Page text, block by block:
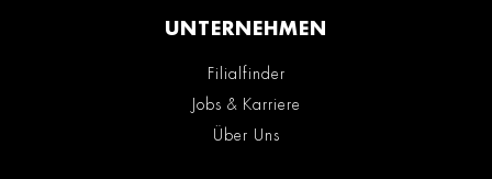
UNTERNEHMEN
Filialfinder
Jobs & Karriere
Über Uns